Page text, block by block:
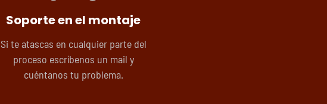
Soporte en el montaje
Si te atascas en cualquier parte del
proceso escríbenos un mail y
cuéntanos tu problema.